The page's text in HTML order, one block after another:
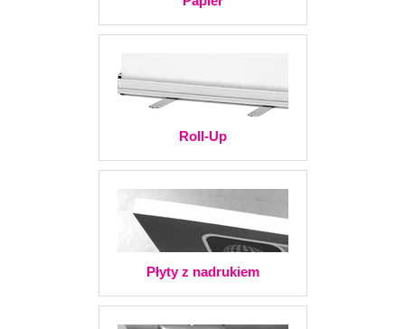
Roll-Up
Płyty z nadrukiem